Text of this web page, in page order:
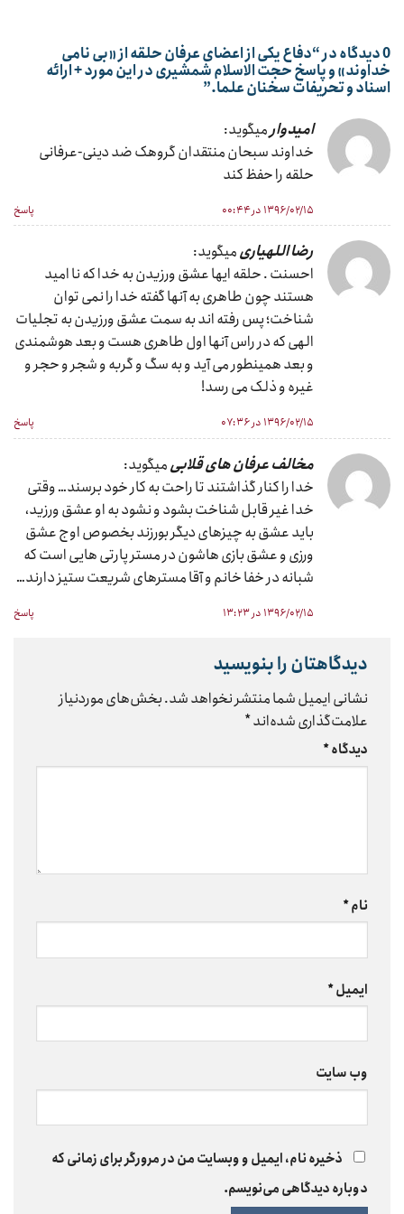
0 دیدگاه در “ دفاع یکی از اعضای عرفان حلقه از «بی نامی
خداوند» و پاسخ حجت الاسلام شمشیری در این مورد + ارائه
اسناد و تحریفات سخنان علما.”
امیدوارمیگوید:
خداوند سبحان منتقدان گروهک ضد دینی-عرفانی
حلقه را حفظ کند
۱۳۹۶/۰۲/۱۵ در ۰۰:۴۴ پاسخ
رضا اللهیاریمیگوید:
احسنت . حلقه ایها عشق ورزیدن به خدا که نا امید
هستند چون طاهری به آنها گفته خدا را نمی توان
شناخت؛ پس رفته اند به سمت عشق ورزیدن به تجلیات
الهی که در راس آنها اول طاهری هست و بعد هوشمندی
و بعد همینطور می آید و به سگ و گربه و شجر و حجر و
غیره و ذلک می رسد!
۱۳۹۶/۰۲/۱۵ در ۰۷:۳۶ پاسخ
مخالف عرفان های قلابیمیگوید:
خدا را کنار گذاشتند تا راحت به کار خود برسند… وقتی
خدا غیر قابل شناخت بشود و نشود به او عشق ورزید،
باید عشق به چیزهای دیگر بورزند بخصوص اوج عشق
ورزی و عشق بازی هاشون در مستر پارتی هایی است که
شبانه در خفا خانم و آقا مسترهای شریعت ستیز دارند…
۱۳۹۶/۰۲/۱۵ در ۱۳:۲۳ پاسخ
دیدگاهتان را بنویسید
نشانی ایمیل شما منتشر نخواهد شد.بخش‌های موردنیاز
علامت‌گذاری شده‌اند*
دیدگاه*
نام*
ایمیل*
وب‌ سایت
ذخیره نام، ایمیل و وبسایت من در مرورگر برای زمانی که
دوباره دیدگاهی می‌نویسم.